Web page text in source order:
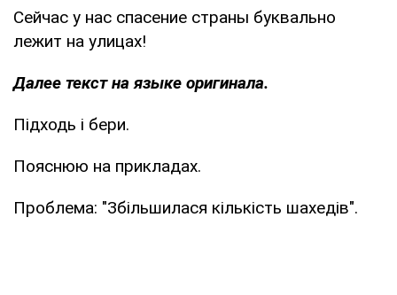
Сейчас у нас спасение страны буквально
лежит на улицах!
Далее текст на языке оригинала.
Підходь і бери.
Пояснюю на прикладах.
Проблема: "Збільшилася кількість шахедів".